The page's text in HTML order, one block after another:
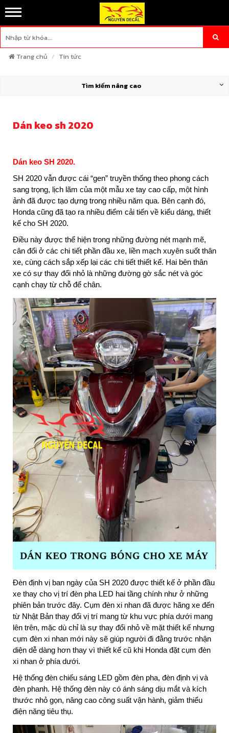
Trang chủ Tin tức
Tìm kiếm nâng cao
Dán keo sh 2020
Dán keo SH 2020.
SH 2020 vẫn được cái “gen” truyền thống theo phong cách
sang trọng, lịch lãm của một mẫu xe tay cao cấp, một hình
ảnh đã được tạo dựng trong nhiều năm qua. Bên cạnh đó,
Honda cũng đã tạo ra nhiều điểm cải tiến về kiểu dáng, thiết
kế cho SH 2020.
Điều này được thể hiện trong những đường nét mạnh mẽ,
cân đối ở các chi tiết phần đầu xe, liền mạch xuyên suốt thân
xe, cùng cách sắp xếp lại các chi tiết thiết kế. Hai bên thân
xe có sự thay đổi nhỏ là những đường gờ sắc nét và góc
cạnh chạy từ chỗ để chân.
Đèn định vị ban ngày của SH 2020 được thiết kế ở phần đầu
xe thay cho vị trí đèn pha LED hai tầng chính như ở những
phiên bản trước đây. Cụm đèn xi nhan đã được hãng xe đến
từ Nhật Bản thay đổi vị trí mang từ khu vực phía dưới mang
lên trên, mặc dù chỉ là sự thay đổi nhỏ về mặt thiết kế nhưng
cụm đèn xi nhan mới này sẽ giúp người đi đằng trước nhận
diện dễ dàng hơn thay vì thiết kế cũ khi Honda đặt cụm đèn
xi nhan ở phía dưới.
Hệ thống đèn chiếu sáng LED gồm đèn pha, đèn định vị và
đèn phanh. Hệ thống đèn này có ánh sáng dịu mắt và kích
thước nhỏ gọn, nâng cao công suất vận hành, giảm thiểu
điện năng tiêu thụ.